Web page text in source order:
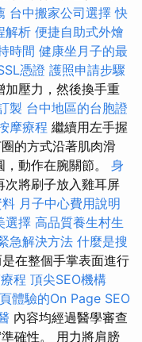
台中搬家公司選擇 快
解析 便捷自助式外燴
時間 健康坐月子的最
憑證 護照申請步驟
加壓力，然後換手重
製 台中地區的台胞證
摩療程 繼續用左手握
的方式沿著肌肉滑
動作在腕關節。 身
次將刷子放入雞耳屏
月子中心費用說明
選擇 高品質養生村生
急解決方法 什麼是搜
在整個手掌表面進行
程 頂尖SEO機構
體驗的On Page SEO
內容均經過醫學審查
確性。 用力將肩膀